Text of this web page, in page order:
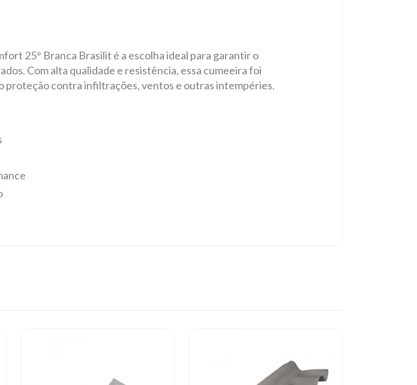
25° Branca Brasilit é a escolha ideal para garantir o
Com alta qualidade e resistência, essa cumeeira foi
proteção contra infiltrações, ventos e outras intempéries.